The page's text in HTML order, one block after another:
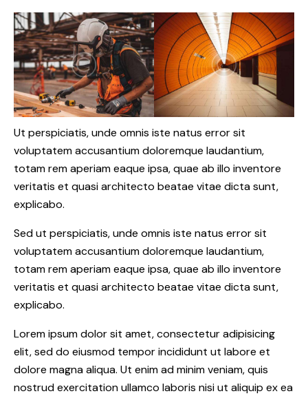
Ut perspiciatis, unde omnis iste natus error sit
voluptatem accusantium doloremque laudantium,
totam rem aperiam eaque ipsa, quae ab illo inventore
veritatis et quasi architecto beatae vitae dicta sunt,
explicabo.
Sed ut perspiciatis, unde omnis iste natus error sit
voluptatem accusantium doloremque laudantium,
totam rem aperiam eaque ipsa, quae ab illo inventore
veritatis et quasi architecto beatae vitae dicta sunt,
explicabo.
Lorem ipsum dolor sit amet, consectetur adipisicing
elit, sed do eiusmod tempor incididunt ut labore et
dolore magna aliqua. Ut enim ad minim veniam, quis
nostrud exercitation ullamco laboris nisi ut aliquip ex ea